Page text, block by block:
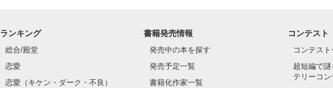
ヘンダーソン伯爵家の嫡男。
★ダビデ・パーカー
★ダビデの妻
彼らの噂は徐々に学校中の話題となり、関係性は誰の目にも明らか。
この女さえいなければ、そう思われていたとしても不思議ではない。
ランキング
総合/殿堂
恋愛
恋愛（キケン・ダーク・不良）
書籍発売情報
発売中の本を探す
発売予定一覧
書籍化作家一覧
コンテスト
コンテスト
超短編で
テリーコン